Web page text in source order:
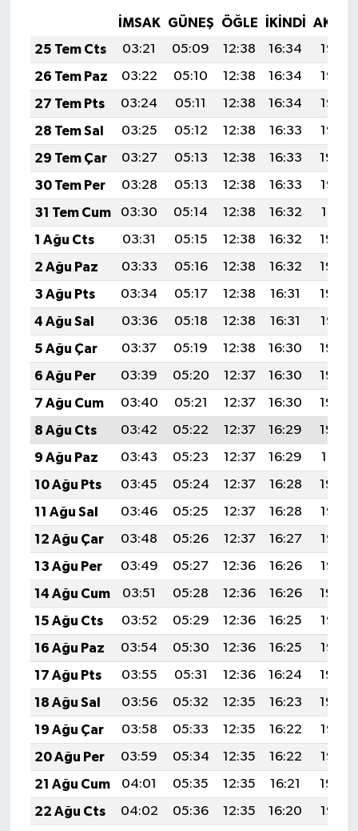
İMSAK GÜNEŞ ÖĞLE İKINDI
25 Tem Cts
03:21 05:09 12:38 16:34
19:57
26 Tem Paz
03:22 05:10 12:38 16:34
19:56
27 Tem Pts
03:24 05:11 12:38 16:34
19:55
28 Tem Sal
03:25 05:12 12:38 16:33
19:55
29 Tem Çar
03:27 05:13 12:38 16:33
19:54
30 Tem Per
03:28 05:13 12:38 16:33
19:53
31 Tem Cum
03:30 05:14 12:38 16:32
19:51
1 Ağu Cts
03:31 05:15 12:38 16:32
19:50
2 Ağu Paz
03:33 05:16 12:38 16:32
19:49
3 Ağu Pts
03:34 05:17 12:38 16:31
19:48
4 Ağu Sal
03:36 05:18 12:38 16:31
19:47
5 Ağu Çar
03:37 05:19 12:38 16:30
19:46
6 Ağu Per
03:39 05:20 12:37 16:30
19:45
7 Ağu Cum
03:40 05:21 12:37 16:30
19:44
8 Ağu Cts
03:42 05:22 12:37 16:29
19:42
9 Ağu Paz
03:43 05:23 12:37 16:29
19:41
10 Ağu Pts
03:45 05:24 12:37 16:28
19:40
11 Ağu Sal
03:46 05:25 12:37 16:28
19:38
12 Ağu Çar
03:48 05:26 12:37 16:27
19:37
13 Ağu Per
03:49 05:27 12:36 16:26
19:36
14 Ağu Cum
03:51 05:28 12:36 16:26
19:34
15 Ağu Cts
03:52 05:29 12:36 16:25
19:33
16 Ağu Paz
03:54 05:30 12:36 16:25
19:32
17 Ağu Pts
03:55 05:31 12:36 16:24
19:30
18 Ağu Sal
03:56 05:32 12:35 16:23
19:29
19 Ağu Çar
03:58 05:33 12:35 16:22
19:27
20 Ağu Per
03:59 05:34 12:35 16:22
19:26
21 Ağu Cum
04:01 05:35 12:35 16:21
19:24
22 Ağu Cts
04:02 05:36 12:35 16:20
19:23